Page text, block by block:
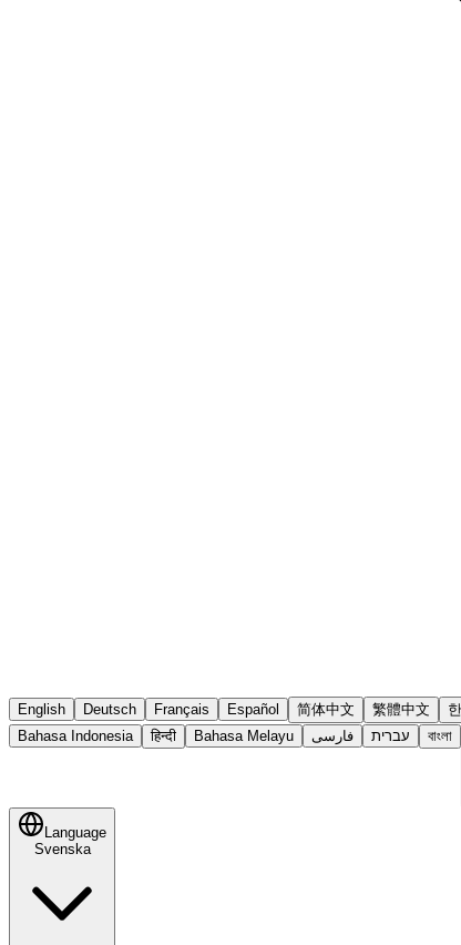
English Deutsch Français Español 简体中文 繁體中文
Bahasa Indonesia
हिन्दी Bahasa Melayu فارسی עברית বাংলা
Language
Svenska